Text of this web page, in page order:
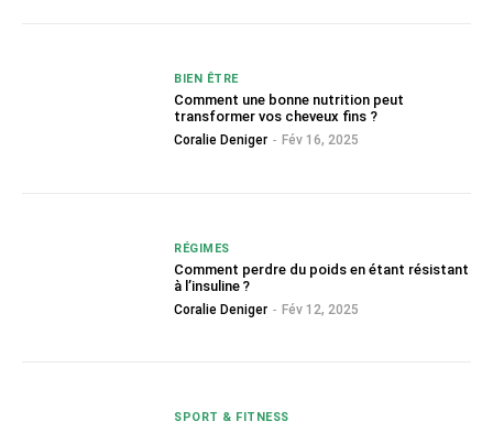
BIEN ÊTRE
Comment une bonne nutrition peut
transformer vos cheveux fins ?
Coralie Deniger - Fév 16, 2025
RÉGIMES
Comment perdre du poids en étant résistant
à l’insuline ?
Coralie Deniger - Fév 12, 2025
SPORT & FITNESS